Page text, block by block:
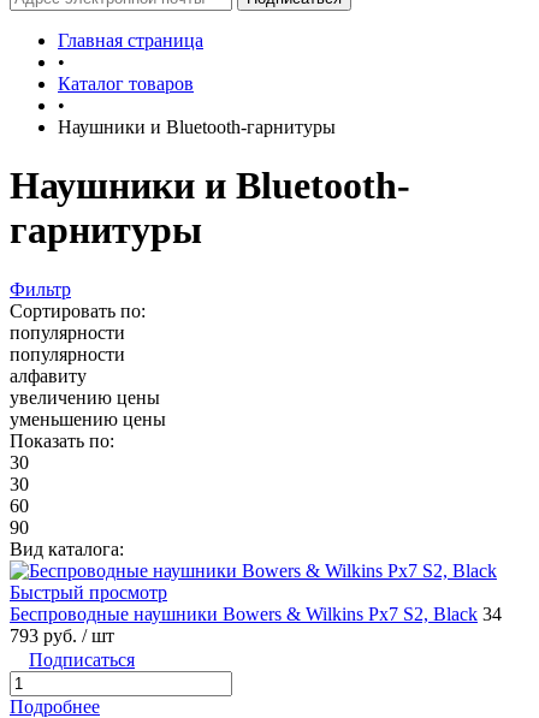
Главная страница
•
Каталог товаров
•
Наушники и Bluetooth-гарнитуры
Наушники и Bluetooth-
гарнитуры
Фильтр
Сортировать по:
популярности
популярности
алфавиту
увеличению цены
уменьшению цены
Показать по:
30
30
60
90
Вид каталога:
Быстрый просмотр
Беспроводные наушники Bowers & Wilkins Px7 S2, Black 34
793 руб. / шт
Подписаться
Подробнее